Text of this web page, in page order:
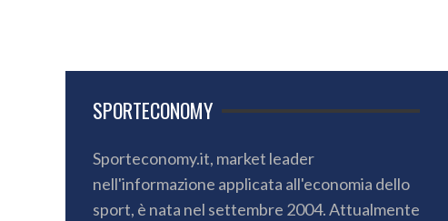
SPORTECONOMY
Sporteconomy.it, market leader
nell'informazione applicata all'economia dello
sport, è nata nel settembre 2004. Attualmente